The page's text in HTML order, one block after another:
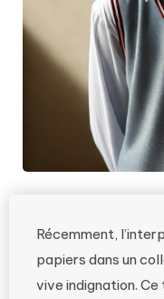
Récemment,
papiers dans un
vive indignation.